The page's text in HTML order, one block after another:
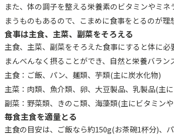
また、体の調子を整える栄養素のビタミンやミ
まうものもあるので、こまめに食事をとるのが理
食事は主食、主菜、副菜をそろえる
主食、主菜、副菜をそろえた食事にすると体に
まんべんなく摂ることができ、自然と栄養バラン
主食：ご飯、パン、麺類、芋類(主に炭水化物)
主菜：肉類、魚介類、卵、大豆製品、乳製品(主
副菜：野菜類、きのこ類、海藻類(主にビタミン
毎食主食を適量とる
主食の目安は、ご飯なら約150g(お茶碗1杯分)、